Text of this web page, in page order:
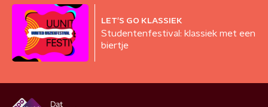
LET'S GO KLASSIEK
Studentenfestival: klassiek met een
biertje